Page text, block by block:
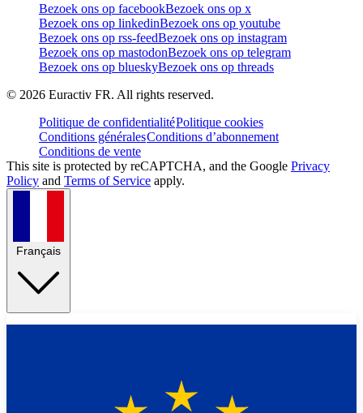
Bezoek ons op facebookBezoek ons op x
Bezoek ons op linkedinBezoek ons op youtube
Bezoek ons op rss-feedBezoek ons op instagram
Bezoek ons op mastodonBezoek ons op telegram
Bezoek ons op blueskyBezoek ons op threads
© 2026 Euractiv FR. All rights reserved.
Politique de confidentialitéPolitique cookies
Conditions généralesConditions d’abonnement
Conditions de vente
This site is protected by reCAPTCHA, and the Google Privacy
Policy and Terms of Service apply.
Français